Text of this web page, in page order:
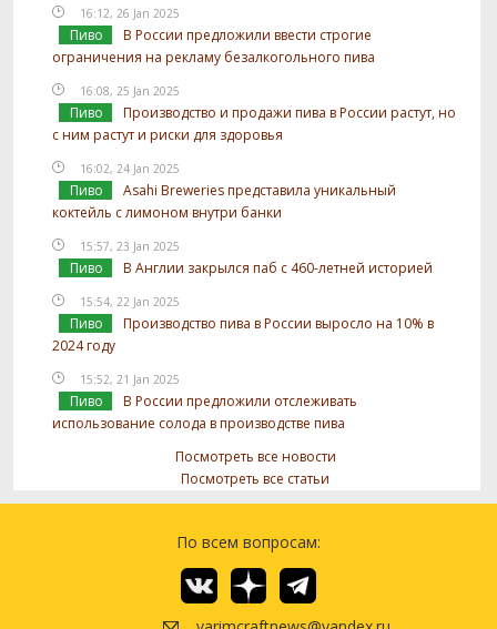
16:12, 26 Jan 2025
Пиво
В России предложили ввести строгие
ограничения на рекламу безалкогольного пива
16:08, 25 Jan 2025
Пиво
Производство и продажи пива в России растут, но
с ним растут и риски для здоровья
16:02, 24 Jan 2025
Пиво
Asahi Breweries представила уникальный
коктейль с лимоном внутри банки
15:57, 23 Jan 2025
Пиво В Англии закрылся паб с 460-летней историей
15:54, 22 Jan 2025
Пиво
Производство пива в России выросло на 10% в
2024 году
15:52, 21 Jan 2025
Пиво
В России предложили отслеживать
использование солода в производстве пива
Посмотреть все новости
Посмотреть все статьи
По всем вопросам: